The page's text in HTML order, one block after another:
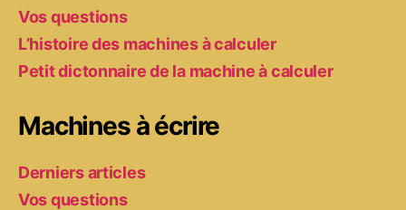
Vos questions
L’histoire des machines à calculer
Petit dictonnaire de la machine à calculer
Machines à écrire
Derniers articles
Vos questions